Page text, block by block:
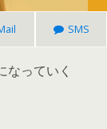
SMS
なっていく